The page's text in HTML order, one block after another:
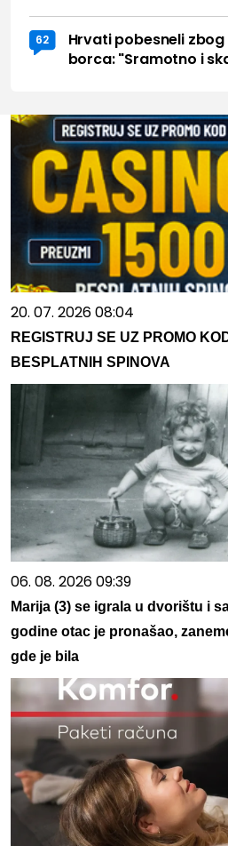
62
Hrvati pobesneli zbog
borca: "Sramotno i
20. 07. 2026 08:04
REGISTRUJ SE UZ PROMO
BESPLATNIH SPINOVA
06. 08. 2026 09:39
Marija (3) se igrala u dvorištu i
godine otac je pronašao,
gde je bila